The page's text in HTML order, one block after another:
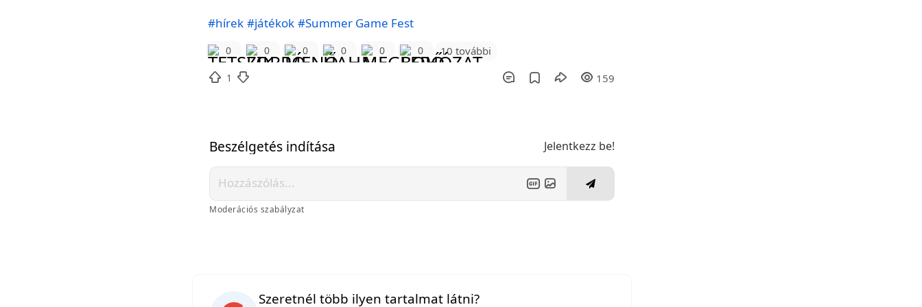
#hírek #játékok #Summer Game Fest
0 0 0 0 0 0 10 további
1 159
Beszélgetés indítása Jelentkezz be!
Moderációs szabályzat
Szeretnél több ilyen tartalmat látni?